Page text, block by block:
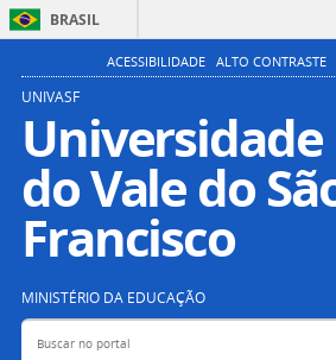
BRASIL
ACESSIBILIDADE ALTO CONTRASTE
UNIVASF
Universidade
do Vale do
Francisco
MINISTÉRIO DA EDUCAÇÃO
Buscar no portal